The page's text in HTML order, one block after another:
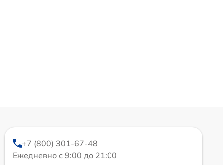
+7 (800) 301-67-48
Ежедневно с 9:00 до 21:00